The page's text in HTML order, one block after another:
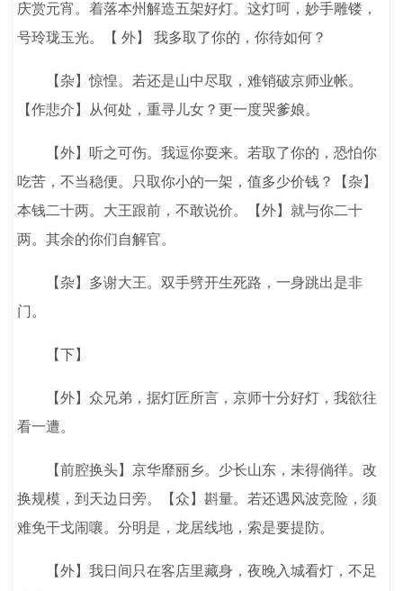
庆赏元宵。着落本州解造五架好灯。这灯呵，妙手雕镂，
号玲珑玉光。【 外】 我多取了你的，你待如何？
【杂】惊惶。若还是山中尽取，难销破京师业帐。
【作悲介】从何处，重寻儿女？更一度哭爹娘。
【外】听之可伤。我逗你耍来。若取了你的，恐怕你
吃苦，不当稳便。只取你小的一架，值多少价钱？【杂】
本钱二十两。大王跟前，不敢说价。【外】就与你二十
两。其余的你们自解官。
【杂】多谢大王。双手劈开生死路，一身跳出是非
门。
【下】
【外】众兄弟，据灯匠所言，京师十分好灯，我欲往
看一遭。
【前腔换头】京华靡丽乡。少长山东，未得倘徉。改
换规模，到天边日旁。【众】斟量。若还遇风波竞险，须
难免干戈闹嚷。分明是，龙居线地，索是要提防。
【外】我日间只在客店里藏身，夜晚入城看灯，不足